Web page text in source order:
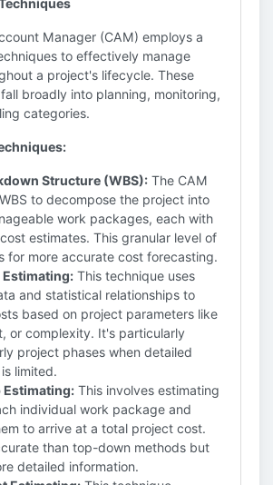
Manager (CAM) employs a
to effectively manage
a project's lifecycle. These
broadly into planning, monitoring,
categories.
Structure (WBS): The CAM
to decompose the project into
work packages, each with
estimates. This granular level of
for more accurate cost forecasting.
Estimating: This technique uses
and statistical relationships to
based on project parameters like
or complexity. It's particularly
project phases when detailed
limited.
Estimating: This involves estimating
individual work package and
to arrive at a total project cost.
than top-down methods but
detailed information.